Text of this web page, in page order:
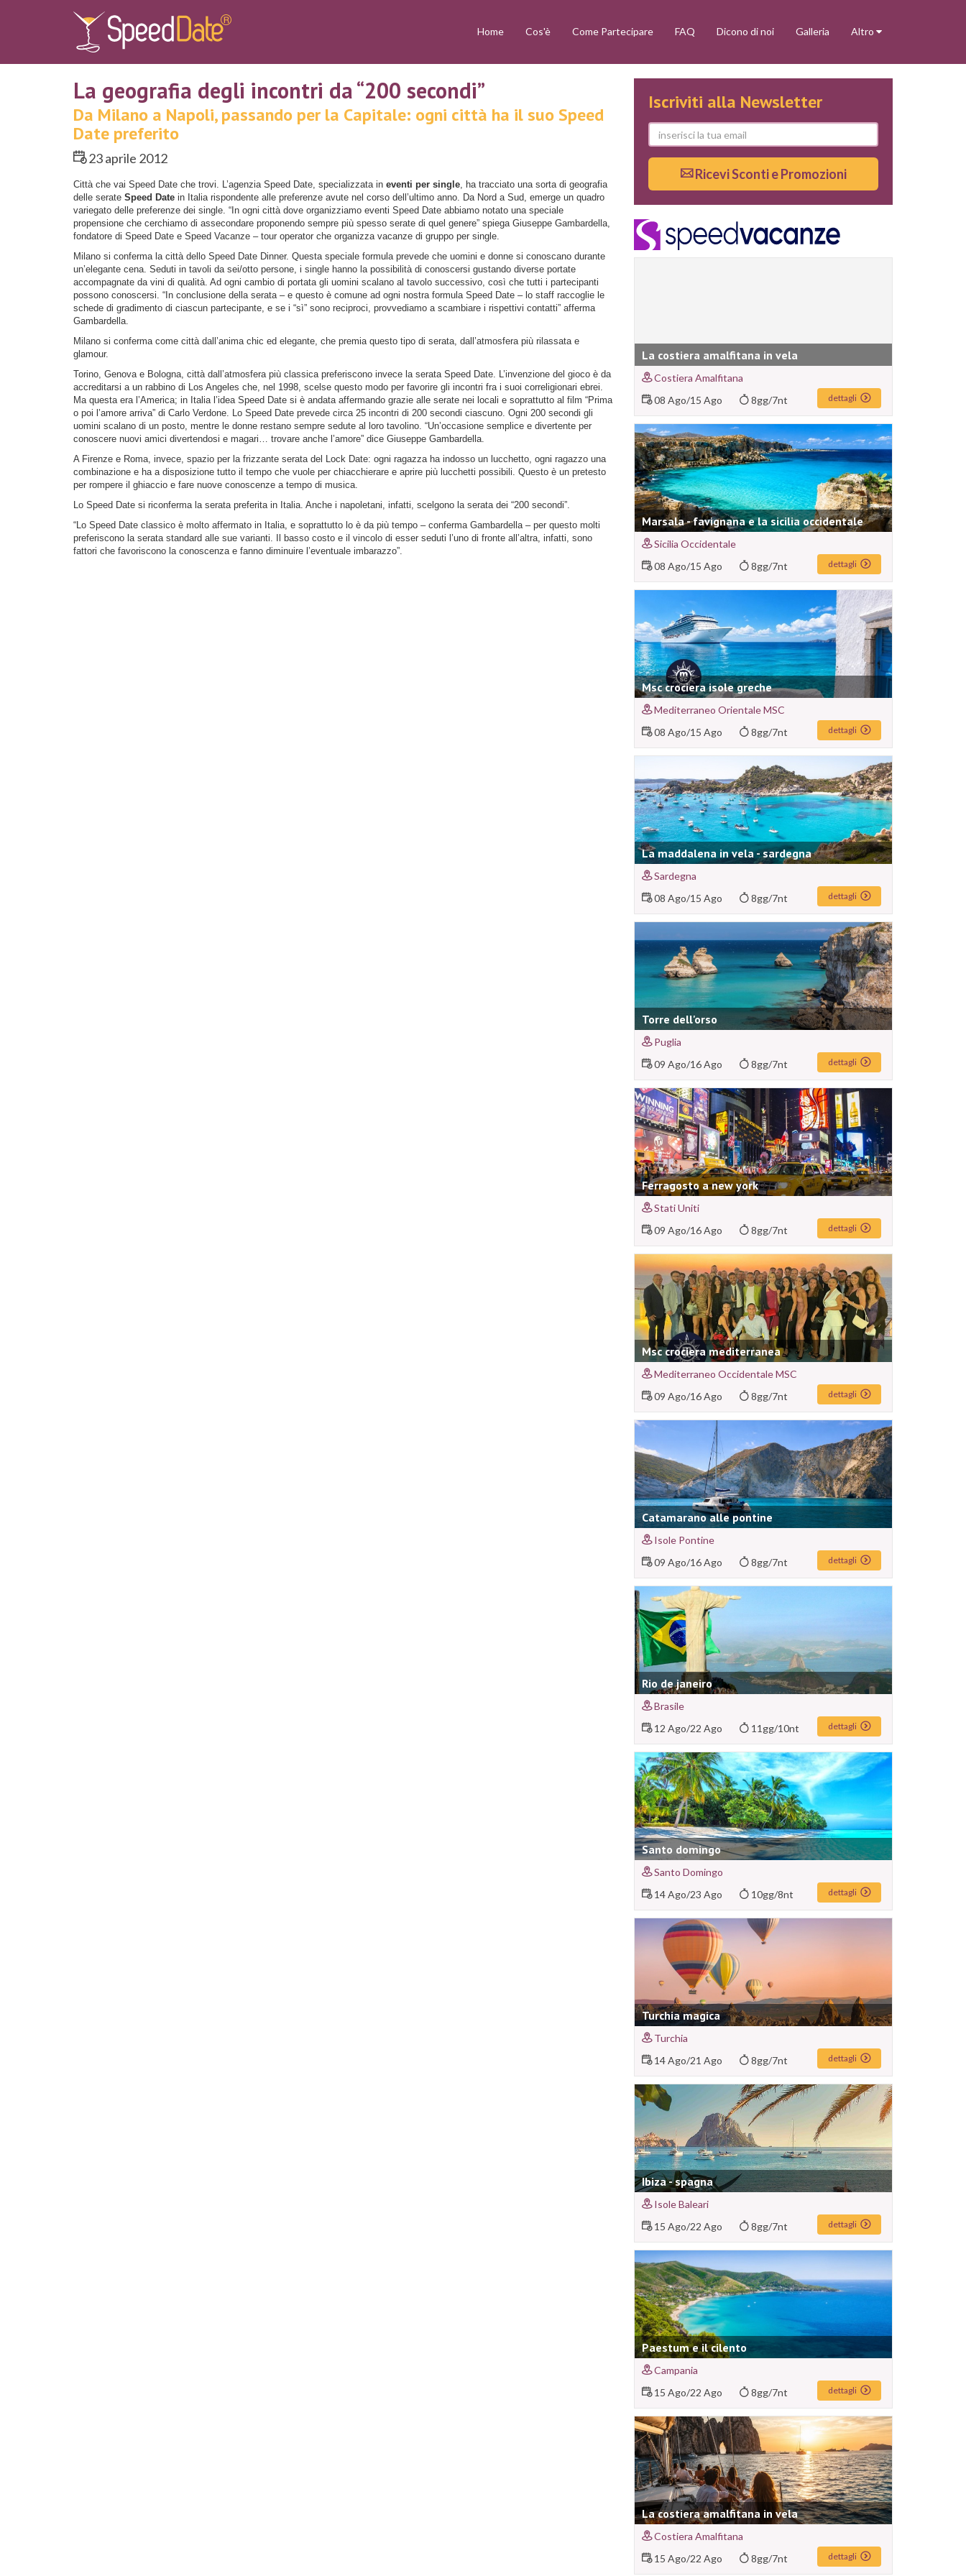
Home Cos'è Come Partecipare FAQ Dicono di noi Galleria Altro
La geografia degli incontri da “200 secondi”
Da Milano a Napoli, passando per la Capitale: ogni città ha il suo Speed
Date preferito
23 aprile 2012
Città che vai Speed Date che trovi. L’agenzia Speed Date, specializzata in eventi per single, ha tracciato una sorta di geografia
delle serate Speed Date in Italia rispondente alle preferenze avute nel corso dell’ultimo anno. Da Nord a Sud, emerge un quadro
variegato delle preferenze dei single. “In ogni città dove organizziamo eventi Speed Date abbiamo notato una speciale
propensione che cerchiamo di assecondare proponendo sempre più spesso serate di quel genere” spiega Giuseppe Gambardella,
fondatore di Speed Date e Speed Vacanze – tour operator che organizza vacanze di gruppo per single.
Milano si conferma la città dello Speed Date Dinner. Questa speciale formula prevede che uomini e donne si conoscano durante
un’elegante cena. Seduti in tavoli da sei/otto persone, i single hanno la possibilità di conoscersi gustando diverse portate
accompagnate da vini di qualità. Ad ogni cambio di portata gli uomini scalano al tavolo successivo, così che tutti i partecipanti
possono conoscersi. “In conclusione della serata – e questo è comune ad ogni nostra formula Speed Date – lo staff raccoglie le
schede di gradimento di ciascun partecipante, e se i “sì” sono reciproci, provvediamo a scambiare i rispettivi contatti” afferma
Gambardella.
Milano si conferma come città dall’anima chic ed elegante, che premia questo tipo di serata, dall’atmosfera più rilassata e
glamour.
Torino, Genova e Bologna, città dall’atmosfera più classica preferiscono invece la serata Speed Date. L’invenzione del gioco è da
accreditarsi a un rabbino di Los Angeles che, nel 1998, scelse questo modo per favorire gli incontri fra i suoi correligionari ebrei.
Ma questa era l’America; in Italia l’idea Speed Date si è andata affermando grazie alle serate nei locali e soprattutto al film “Prima
o poi l’amore arriva” di Carlo Verdone. Lo Speed Date prevede circa 25 incontri di 200 secondi ciascuno. Ogni 200 secondi gli
uomini scalano di un posto, mentre le donne restano sempre sedute al loro tavolino. “Un’occasione semplice e divertente per
conoscere nuovi amici divertendosi e magari… trovare anche l’amore” dice Giuseppe Gambardella.
A Firenze e Roma, invece, spazio per la frizzante serata del Lock Date: ogni ragazza ha indosso un lucchetto, ogni ragazzo una
combinazione e ha a disposizione tutto il tempo che vuole per chiacchierare e aprire più lucchetti possibili. Questo è un pretesto
per rompere il ghiaccio e fare nuove conoscenze a tempo di musica.
Lo Speed Date si riconferma la serata preferita in Italia. Anche i napoletani, infatti, scelgono la serata dei “200 secondi”.
“Lo Speed Date classico è molto affermato in Italia, e soprattutto lo è da più tempo – conferma Gambardella – per questo molti
preferiscono la serata standard alle sue varianti. Il basso costo e il vincolo di esser seduti l’uno di fronte all’altra, infatti, sono
fattori che favoriscono la conoscenza e fanno diminuire l’eventuale imbarazzo”.
Iscriviti alla Newsletter
Ricevi Sconti e Promozioni
La costiera amalfitana in vela
Costiera Amalfitana
08 Ago/15 Ago 8gg/7nt dettagli
Marsala - favignana e la sicilia occidentale
Sicilia Occidentale
08 Ago/15 Ago 8gg/7nt dettagli
Msc crociera isole greche
Mediterraneo Orientale MSC
08 Ago/15 Ago 8gg/7nt dettagli
La maddalena in vela - sardegna
Sardegna
08 Ago/15 Ago 8gg/7nt dettagli
Torre dell'orso
Puglia
09 Ago/16 Ago 8gg/7nt dettagli
Ferragosto a new york
Stati Uniti
09 Ago/16 Ago 8gg/7nt dettagli
Msc crociera mediterranea
Mediterraneo Occidentale MSC
09 Ago/16 Ago 8gg/7nt dettagli
Catamarano alle pontine
Isole Pontine
09 Ago/16 Ago 8gg/7nt dettagli
Rio de janeiro
Brasile
12 Ago/22 Ago 11gg/10nt dettagli
Santo domingo
Santo Domingo
14 Ago/23 Ago 10gg/8nt dettagli
Turchia magica
Turchia
14 Ago/21 Ago 8gg/7nt dettagli
Ibiza - spagna
Isole Baleari
15 Ago/22 Ago 8gg/7nt dettagli
Paestum e il cilento
Campania
15 Ago/22 Ago 8gg/7nt dettagli
La costiera amalfitana in vela
Costiera Amalfitana
15 Ago/22 Ago 8gg/7nt dettagli